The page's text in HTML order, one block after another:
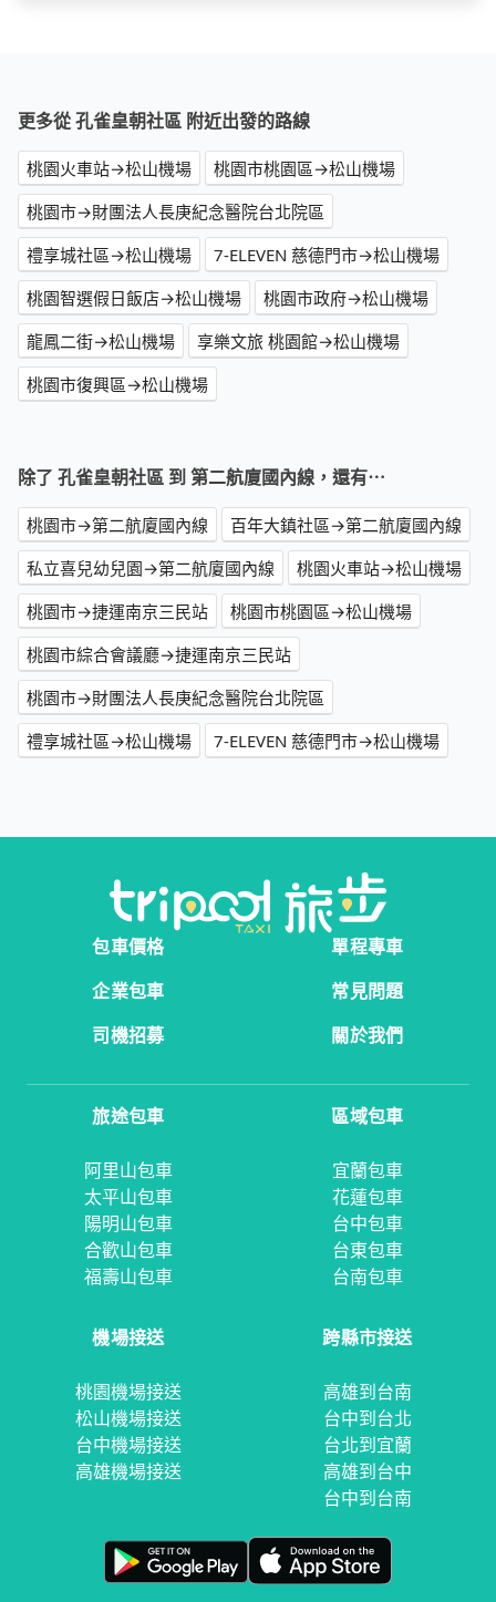
更多從 孔雀皇朝社區 附近出發的路線
桃園火車站→松山機場
桃園市桃園區→松山機場
桃園市→財團法人長庚紀念醫院台北院區
禮享城社區→松山機場
7-ELEVEN 慈德門市→松山機場
桃園智選假日飯店→松山機場
桃園市政府→松山機場
龍鳳二街→松山機場
享樂文旅 桃園館→松山機場
桃園市復興區→松山機場
除了 孔雀皇朝社區 到 第二航廈國內線，還有⋯
桃園市→第二航廈國內線
百年大鎮社區→第二航廈國內線
私立喜兒幼兒園→第二航廈國內線
桃園火車站→松山機場
桃園市→捷運南京三民站
桃園市桃園區→松山機場
桃園市綜合會議廳→捷運南京三民站
桃園市→財團法人長庚紀念醫院台北院區
禮享城社區→松山機場
7-ELEVEN 慈德門市→松山機場
包車價格
單程專車
企業包車
常見問題
司機招募
關於我們
旅途包車
阿里山包車
太平山包車
陽明山包車
合歡山包車
福壽山包車
區域包車
宜蘭包車
花蓮包車
台中包車
台東包車
台南包車
機場接送
桃園機場接送
松山機場接送
台中機場接送
高雄機場接送
跨縣市接送
高雄到台南
台中到台北
台北到宜蘭
高雄到台中
台中到台南